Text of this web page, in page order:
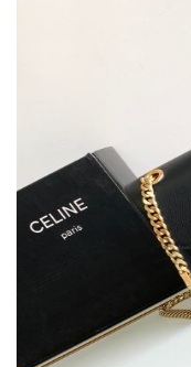
2026人気特集
バッグ
財布
時計
服
ズボン
衣装セット
靴
住まい用品
アクセサリー
ベルト
スカーフ
アイフォーンケ
小物
新作入荷！ルイ・ヴィ